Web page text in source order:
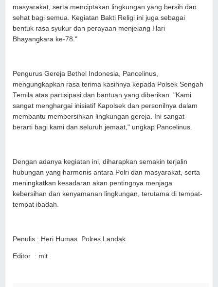
masyarakat, serta menciptakan lingkungan yang bersih dan
sehat bagi semua. Kegiatan Bakti Religi ini juga sebagai
bentuk rasa syukur dan perayaan menjelang Hari
Bhayangkara ke-78."
Pengurus Gereja Bethel Indonesia, Pancelinus,
mengungkapkan rasa terima kasihnya kepada Polsek Sengah
Temila atas partisipasi dan bantuan yang diberikan. "Kami
sangat menghargai inisiatif Kapolsek dan personilnya dalam
membantu membersihkan lingkungan gereja. Ini sangat
berarti bagi kami dan seluruh jemaat," ungkap Pancelinus.
Dengan adanya kegiatan ini, diharapkan semakin terjalin
hubungan yang harmonis antara Polri dan masyarakat, serta
meningkatkan kesadaran akan pentingnya menjaga
kebersihan dan kenyamanan lingkungan, terutama di tempat-
tempat ibadah.
Penulis : Heri Humas Polres Landak
Editor : mit